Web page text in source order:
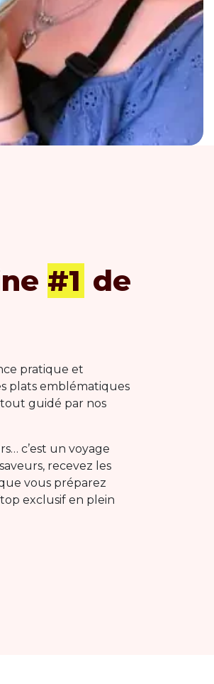
#1 de
pratique et
plats emblématiques
guidé par nos
c’est un voyage
recevez les
vous préparez
exclusif en plein